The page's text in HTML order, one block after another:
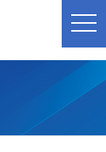
t
o
n
g